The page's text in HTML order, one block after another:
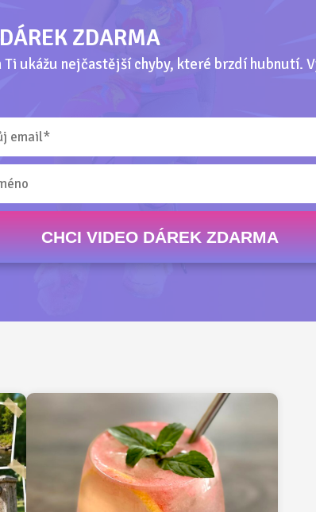
ZDARMA
Ti ukážu nejčastější chyby, které brzdí hubnutí.
CHCI VIDEO DÁREK ZDARMA